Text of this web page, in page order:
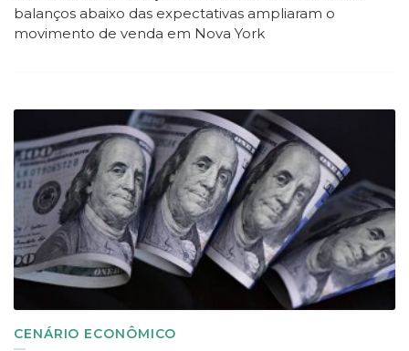
balanços abaixo das expectativas ampliaram o
movimento de venda em Nova York
CENÁRIO ECONÔMICO